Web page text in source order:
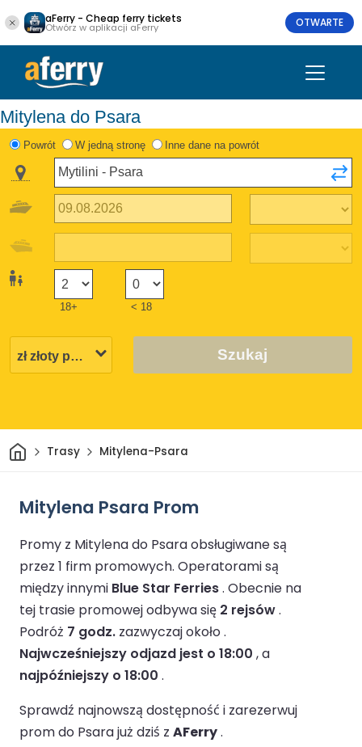
aFerry - Cheap ferry tickets
Otwórz w aplikacji aFerry OTWARTE
Mitylena do Psara
Powrót W jedną stronę Inne dane na powrót
18+ < 18
Szukaj
DomTrasy Mitylena-Psara
Mitylena Psara Prom
Promy z Mitylena do Psara obsługiwane są
przez 1 firm promowych. Operatorami są
między innymi Blue Star Ferries. Obecnie na
tej trasie promowej odbywa się 2 rejsów.
Podróż 7 godz. zazwyczaj około .
Najwcześniejszy odjazd jest o 18:00 , a
najpóźniejszy o 18:00 .
Sprawdź najnowszą dostępność i zarezerwuj
prom do Psara już dziś z AFerry.